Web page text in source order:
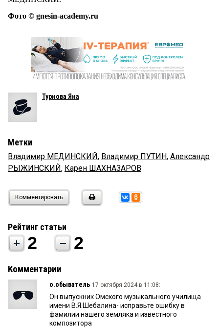
Фото © gnesin-academy.ru
Турнова Яна
Метки
Владимир МЕДИНСКИЙ, Владимир ПУТИН, Александр
РЫЖИНСКИЙ, Карен ШАХНАЗАРОВ
Комментировать
Рейтинг статьи
2 2
Комментарии
о.обыватель 17 октября 2024 в 11:08:
Он выпускник Омского музыкального училища
имени В.Я.Шебалина- исправьте ошибку в
фамилии нашего земляка и известного
композитора